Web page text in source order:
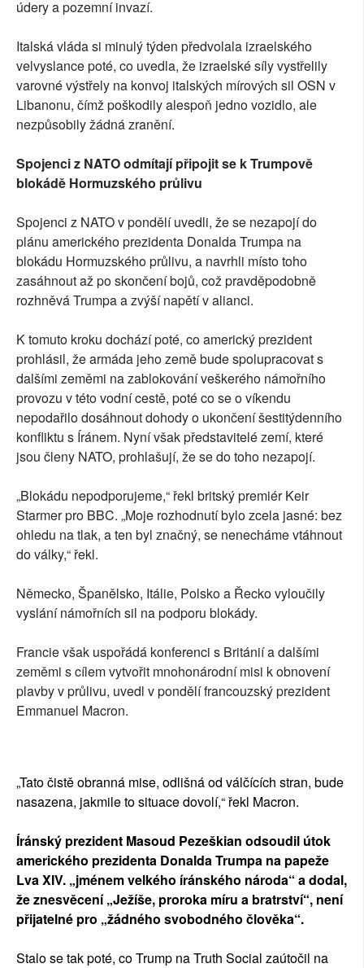
údery a pozemní invazí.
Italská vláda si minulý týden předvolala izraelského
velvyslance poté, co uvedla, že izraelské síly vystřelily
varovné výstřely na konvoj italských mírových sil OSN v
Libanonu, čímž poškodily alespoň jedno vozidlo, ale
nezpůsobily žádná zranění.
Spojenci z NATO odmítají připojit se k Trumpově
blokádě Hormuzského průlivu
Spojenci z NATO v pondělí uvedli, že se nezapojí do
plánu amerického prezidenta Donalda Trumpa na
blokádu Hormuzského průlivu, a navrhli místo toho
zasáhnout až po skončení bojů, což pravděpodobně
rozhněvá Trumpa a zvýší napětí v alianci.
K tomuto kroku dochází poté, co americký prezident
prohlásil, že armáda jeho země bude spolupracovat s
dalšími zeměmi na zablokování veškerého námořního
provozu v této vodní cestě, poté co se o víkendu
nepodařilo dosáhnout dohody o ukončení šestitýdenního
konfliktu s Íránem. Nyní však představitelé zemí, které
jsou členy NATO, prohlašují, že se do toho nezapojí.
„Blokádu nepodporujeme,“ řekl britský premiér Keir
Starmer pro BBC. „Moje rozhodnutí bylo zcela jasné: bez
ohledu na tlak, a ten byl značný, se nenecháme vtáhnout
do války,“ řekl.
Německo, Španělsko, Itálie, Polsko a Řecko vyloučily
vyslání námořních sil na podporu blokády.
Francie však uspořádá konferenci s Británií a dalšími
zeměmi s cílem vytvořit mnohonárodní misi k obnovení
plavby v průlivu, uvedl v pondělí francouzský prezident
Emmanuel Macron.
„Tato čistě obranná mise, odlišná od válčících stran, bude
nasazena, jakmile to situace dovolí,“ řekl Macron.
Íránský prezident Masoud Pezeškian odsoudil útok
amerického prezidenta Donalda Trumpa na papeže
Lva XIV. „jménem velkého íránského národa“ a dodal,
že znesvěcení „Ježíše, proroka míru a bratrství“, není
přijatelné pro „žádného svobodného člověka“.
Stalo se tak poté, co Trump na Truth Social zaútočil na